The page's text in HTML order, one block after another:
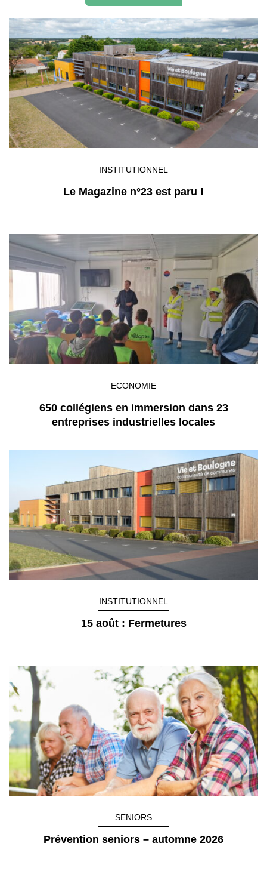
INSTITUTIONNEL
Le Magazine n°23 est paru !
ECONOMIE
650 collégiens en immersion dans 23
entreprises industrielles locales
INSTITUTIONNEL
15 août : Fermetures
SENIORS
Prévention seniors – automne 2026